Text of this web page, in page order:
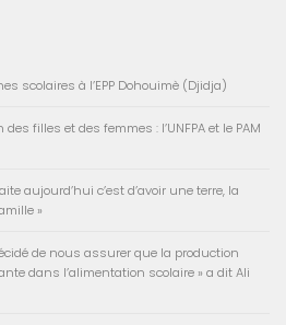
scolaires à l’EPP Dohouimè (Djidja)
filles et des femmes : l’UNFPA et le PAM
aujourd’hui c’est d’avoir une terre, la
»
de nous assurer que la production
dans l’alimentation scolaire » a dit Ali